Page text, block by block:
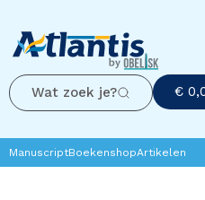
Wat zoek je? €
ManuscriptBoekenshopArtikelen